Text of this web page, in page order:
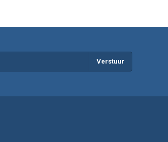
Verstuur